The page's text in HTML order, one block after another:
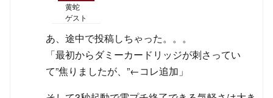
黄蛇
ゲスト
あ、途中で投稿しちゃった。。。
「最初からダミーカードリッジが刺さってい
て”焦りましたが、”←コレ追加」